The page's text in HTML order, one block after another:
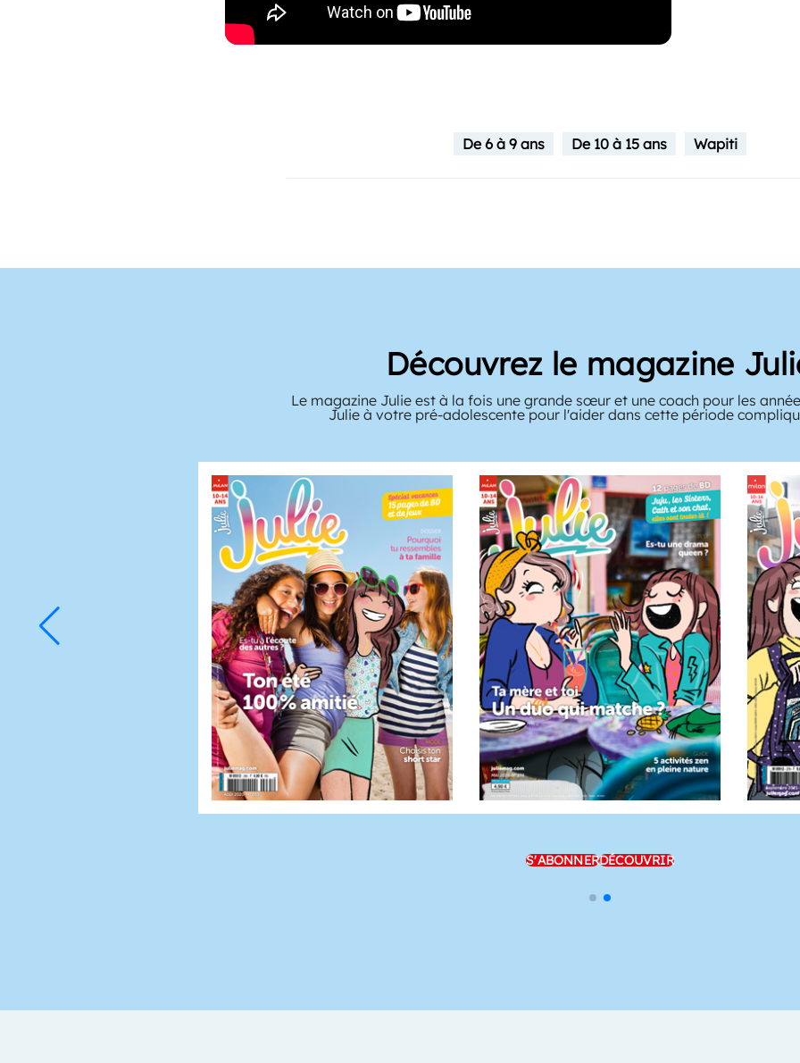
De 6 à 9 ans De 10 à 15 ans Wapiti
Découvrez le magazine
Le magazine Julie est à la fois une grande sœur et une coach pour les
Julie à votre pré-adolescente pour l'aider dans cette période
S'ABONNERDÉCOUVRIR